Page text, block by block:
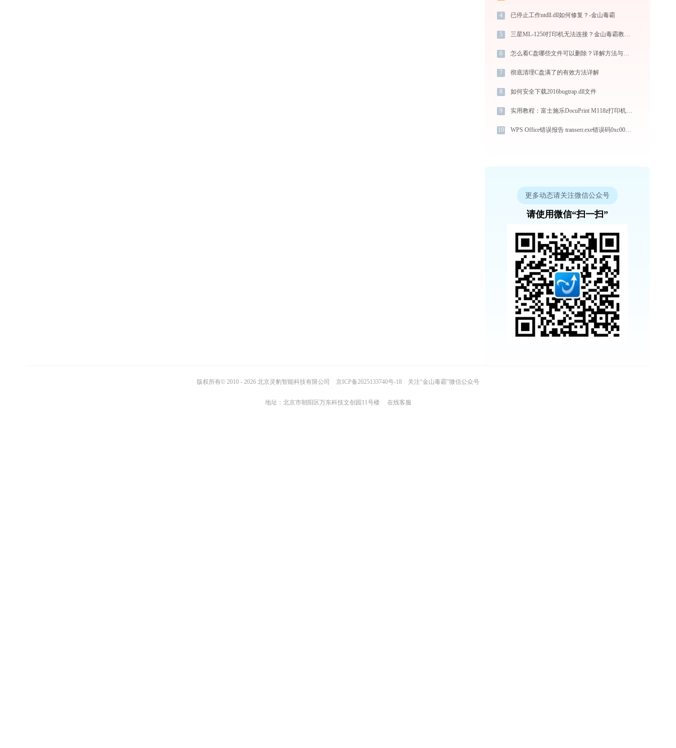
4 已停止工作ntdll.dll如何修复？-金山毒霸
5 三星ML-1250打印机无法连接？金山毒霸教你解决！
6 怎么看C盘哪些文件可以删除？详解方法与注意事项
7 彻底清理C盘满了的有效方法详解
8 如何安全下载2016bugtrap.dll文件
9 实用教程：富士施乐DocuPrint M118z打印机驱动的下载与安装技巧
10 WPS Office错误报告 transerr.exe错误码0xc000000d处理办法
更多动态请关注微信公众号
请使用微信“扫一扫”
版权所有© 2010 - 2026 北京灵豹智能科技有限公司 京ICP备2025133740号-18 关注“金山毒霸”微信公众号
地址：北京市朝阳区万东科技文创园11号楼 在线客服